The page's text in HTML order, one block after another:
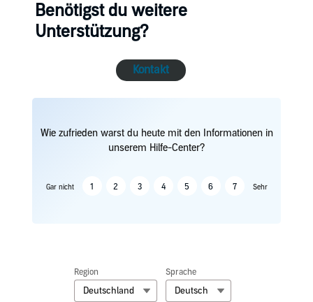
Benötigst du weitere
Unterstützung?
Kontakt
Wie zufrieden warst du heute mit den Informationen in
unserem Hilfe-Center?
Gar nicht 1 2 3 4 5 6 7 Sehr
Region
Deutschland
Sprache
Deutsch